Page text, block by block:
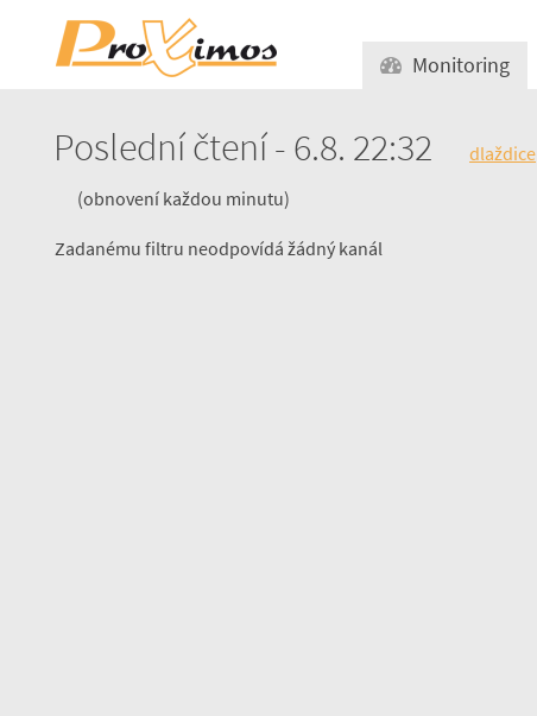
Monitoring
Poslední čtení - 6.8. 22:32 dlaždice
(obnovení každou minutu)
Zadanému filtru neodpovídá žádný kanál